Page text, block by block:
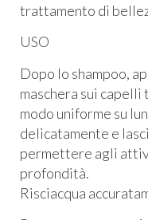
trattamento di
USO
Dopo lo shampoo,
maschera sui
modo uniforme su
delicatamente e
permettere agli
profondità.
Risciacqua